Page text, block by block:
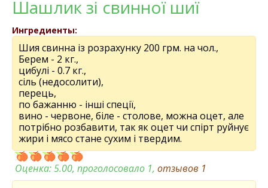
Шашлик зі свинної шиї
Ингредиенты:
Шия свинна із розрахунку 200 грм. на чол.,
Берем - 2 кг.,
цибулі - 0.7 кг.,
сіль (недосолити),
перець,
по бажанню - інші спеції,
вино - червоне, біле - столове, можна оцет, але
потрібно розбавити, так як оцет чи спірт руйнує
жири і мясо стане сухим і твердим.
Оценка:5.00, проголосовало 1, отзывов 1